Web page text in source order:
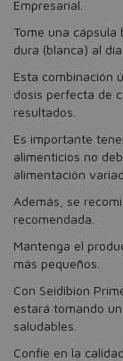
Empresarial.
Tome una
dura (blanca) al
Esta combinación
dosis perfecta de
resultados.
Es importante
alimenticios no
alimentación
Además, se
recomendada.
Mantenga el
más pequeños.
Con Seidibion
estará tomando
saludables.
Confíe en la